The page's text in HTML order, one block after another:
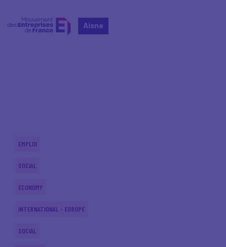
Aisne
EMPLOI
SOCIAL
ECONOMY
INTERNATIONAL - EUROPE
SOCIAL